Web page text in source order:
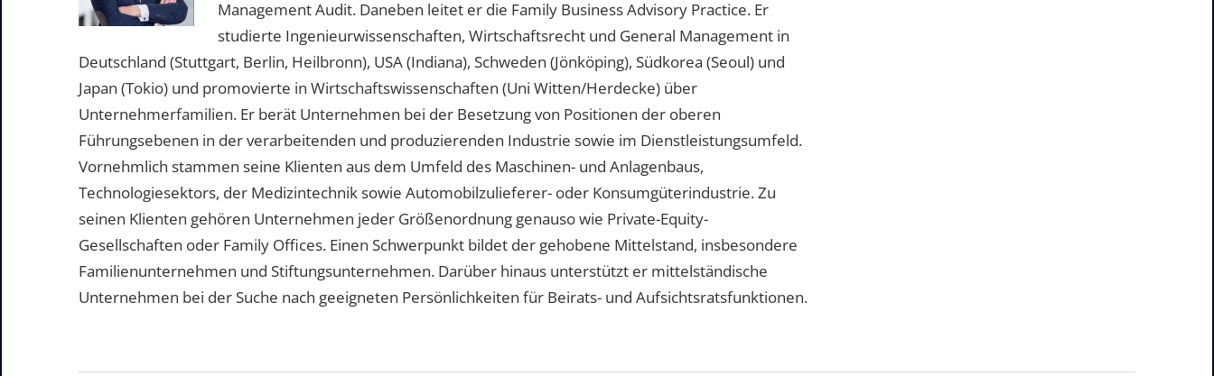
Management Audit. Daneben leitet er die Family Business Advisory Practice. Er
studierte Ingenieurwissenschaften, Wirtschaftsrecht und General Management in
Deutschland (Stuttgart, Berlin, Heilbronn), USA (Indiana), Schweden (Jönköping), Südkorea (Seoul) und
Japan (Tokio) und promovierte in Wirtschaftswissenschaften (Uni Witten/Herdecke) über
Unternehmerfamilien. Er berät Unternehmen bei der Besetzung von Positionen der oberen
Führungsebenen in der verarbeitenden und produzierenden Industrie sowie im Dienstleistungsumfeld.
Vornehmlich stammen seine Klienten aus dem Umfeld des Maschinen- und Anlagenbaus,
Technologiesektors, der Medizintechnik sowie Automobilzulieferer- oder Konsumgüterindustrie. Zu
seinen Klienten gehören Unternehmen jeder Größenordnung genauso wie Private-Equity-
Gesellschaften oder Family Offices. Einen Schwerpunkt bildet der gehobene Mittelstand, insbesondere
Familienunternehmen und Stiftungsunternehmen. Darüber hinaus unterstützt er mittelständische
Unternehmen bei der Suche nach geeigneten Persönlichkeiten für Beirats- und Aufsichtsratsfunktionen.